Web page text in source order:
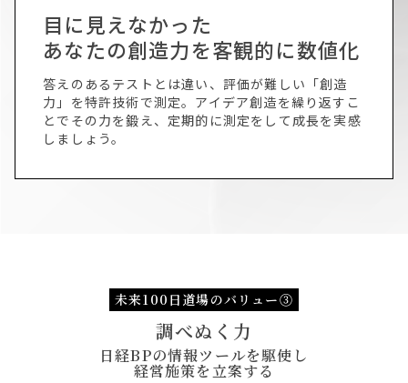
目に見えなかった
あなたの創造力を客観的に数値化
答えのあるテストとは違い、評価が難しい「創造
力」を特許技術で測定。アイデア創造を繰り返すこ
とでその力を鍛え、定期的に測定をして成長を実感
しましょう。
未来100日道場のバリュー③
調べぬく力
日経BPの情報ツールを駆使し
経営施策を立案する